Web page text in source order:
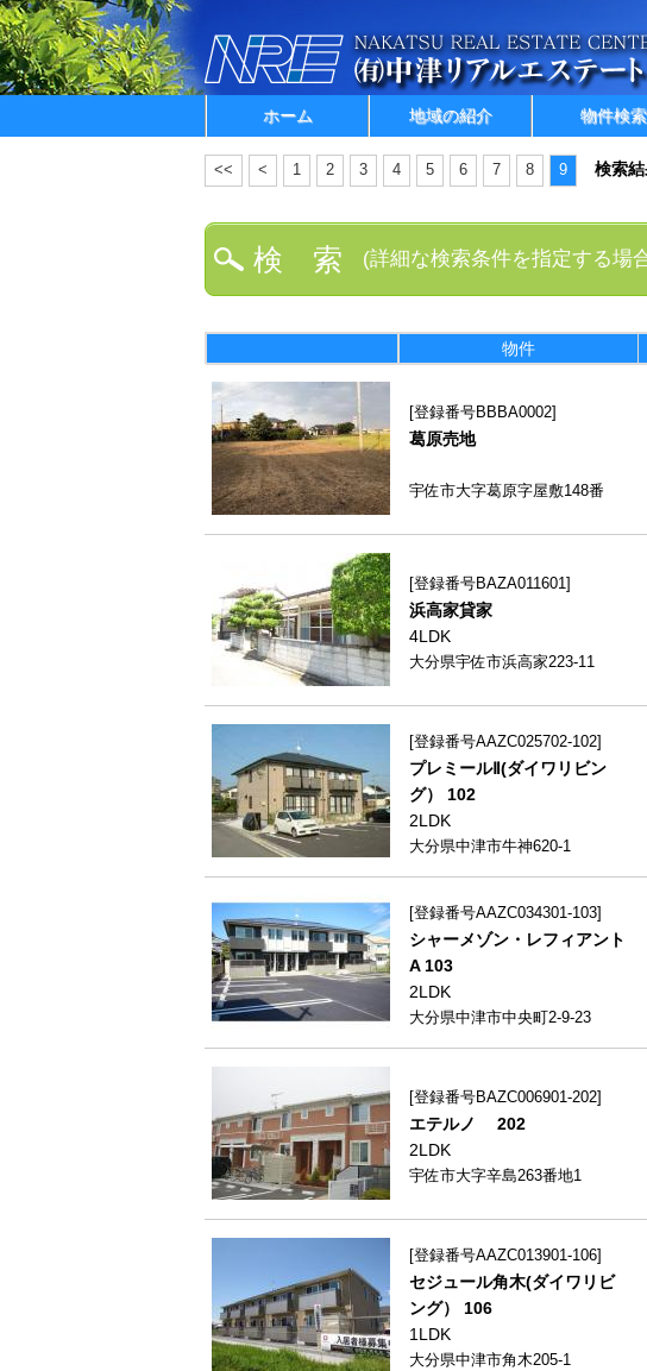
ホーム 地域の紹介 物件検索
<< < 1 2 3 4 5 6 7 8 9 検索
検 索 (詳細な検索条件を指定する場
物件
登録番号BBBA0002
葛原売地
宇佐市大字葛原字屋敷148番
登録番号BAZA011601
浜高家貸家
4LDK
大分県宇佐市浜高家223-11
登録番号AAZC025702-102
プレミールⅡ(ダイワリビン
グ） 102
2LDK
大分県中津市牛神620-1
登録番号AAZC034301-103
シャーメゾン・レフィアント
A 103
2LDK
大分県中津市中央町2-9-23
登録番号BAZC006901-202
エテルノ 202
2LDK
宇佐市大字辛島263番地1
登録番号AAZC013901-106
セジュール角木(ダイワリビ
ング） 106
1LDK
大分県中津市角木205-1